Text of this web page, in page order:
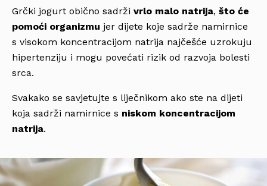
Grčki jogurt obično sadrži vrlo malo natrija, što će
pomoći organizmu jer dijete koje sadrže namirnice
s visokom koncentracijom natrija najčešće uzrokuju
hipertenziju i mogu povećati rizik od razvoja bolesti
srca.
Svakako se savjetujte s liječnikom ako ste na dijeti
koja sadrži namirnice s niskom koncentracijom
natrija.